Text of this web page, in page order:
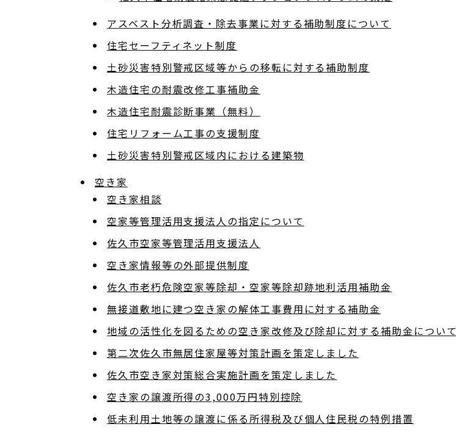
アスベスト分析調査・除去事業に対する補助制度について
住宅セーフティネット制度
土砂災害特別警戒区域等からの移転に対する補助制度
木造住宅の耐震改修工事補助金
木造住宅耐震診断事業（無料）
住宅リフォーム工事の支援制度
土砂災害特別警戒区域内における建築物
空き家
空き家相談
空家等管理活用支援法人の指定について
佐久市空家等管理活用支援法人
空き家情報等の外部提供制度
佐久市老朽危険空家等除却・空家等除却跡地利活用補助金
無接道敷地に建つ空き家の解体工事費用に対する補助金
地域の活性化を図るための空き家改修及び除却に対する補助金について
第二次佐久市無居住家屋等対策計画を策定しました
佐久市空き家対策総合実施計画を策定しました
空き家の譲渡所得の3,000万円特別控除
低未利用土地等の譲渡に係る所得税及び個人住民税の特例措置